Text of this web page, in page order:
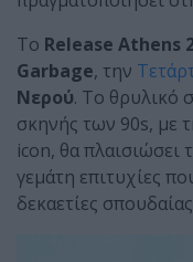
Το Release Athens
Garbage, την
Νερού. Το θρυλικό
σκηνής των 90s, με
icon, θα πλαισιώσει
γεμάτη επιτυχίες
δεκαετίες